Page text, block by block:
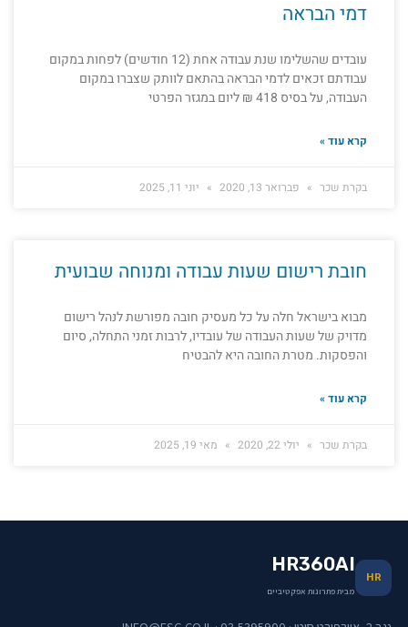
דמי הבראה
עובדים שהשלימו שנת עבודה אחת (12 חודשים) לפחות במקום
עבודתם זכאים לדמי הבראה בהתאם לוותק שצברו במקום
העבודה, על בסיס 418 ₪ ליום במגזר הפרטי
קרא עוד »
בקרת שכר פברואר 13, 2020 יוני 11, 2025
חובת רישום שעות עבודה ומנוחה שבועית
מבוא בישראל חלה על כל מעסיק חובה מפורשת לנהל רישום
מדויק של שעות העבודה של עובדיו, לרבות זמני התחלה, סיום
והפסקות. מטרת החובה היא להבטיח
קרא עוד »
בקרת שכר יולי 22, 2020 מאי 19, 2025
HR
HR360AI
מבית פתרונות אפקטיביים